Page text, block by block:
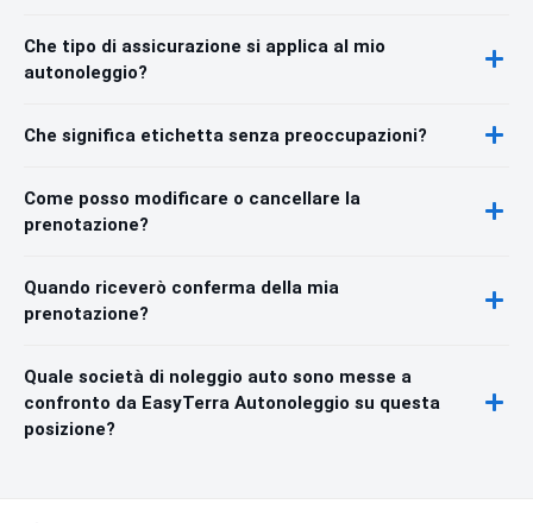
Che tipo di assicurazione si applica al mio
autonoleggio?
Che significa etichetta senza preoccupazioni?
Come posso modificare o cancellare la
prenotazione?
Quando riceverò conferma della mia
prenotazione?
Quale società di noleggio auto sono messe a
confronto da EasyTerra Autonoleggio su questa
posizione?